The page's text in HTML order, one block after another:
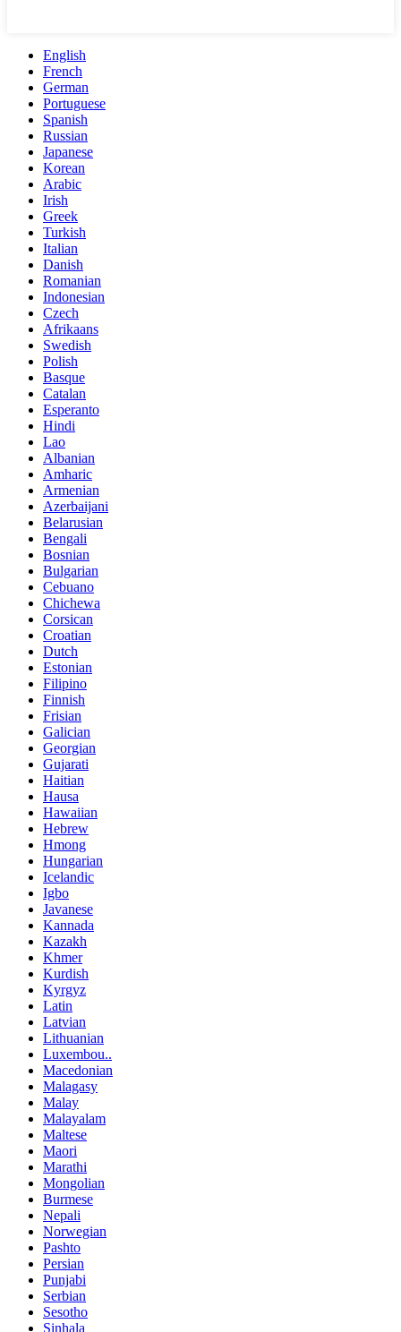
English
French
German
Portuguese
Spanish
Russian
Japanese
Korean
Arabic
Irish
Greek
Turkish
Italian
Danish
Romanian
Indonesian
Czech
Afrikaans
Swedish
Polish
Basque
Catalan
Esperanto
Hindi
Lao
Albanian
Amharic
Armenian
Azerbaijani
Belarusian
Bengali
Bosnian
Bulgarian
Cebuano
Chichewa
Corsican
Croatian
Dutch
Estonian
Filipino
Finnish
Frisian
Galician
Georgian
Gujarati
Haitian
Hausa
Hawaiian
Hebrew
Hmong
Hungarian
Icelandic
Igbo
Javanese
Kannada
Kazakh
Khmer
Kurdish
Kyrgyz
Latin
Latvian
Lithuanian
Luxembou..
Macedonian
Malagasy
Malay
Malayalam
Maltese
Maori
Marathi
Mongolian
Burmese
Nepali
Norwegian
Pashto
Persian
Punjabi
Serbian
Sesotho
Sinhala